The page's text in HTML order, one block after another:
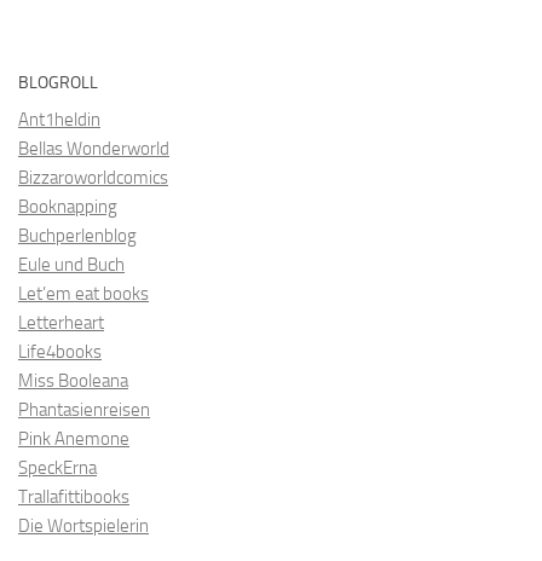
BLOGROLL
Ant1heldin
Bellas Wonderworld
Bizzaroworldcomics
Booknapping
Buchperlenblog
Eule und Buch
Let’em eat books
Letterheart
Life4books
Miss Booleana
Phantasienreisen
Pink Anemone
SpeckErna
Trallafittibooks
Die Wortspielerin